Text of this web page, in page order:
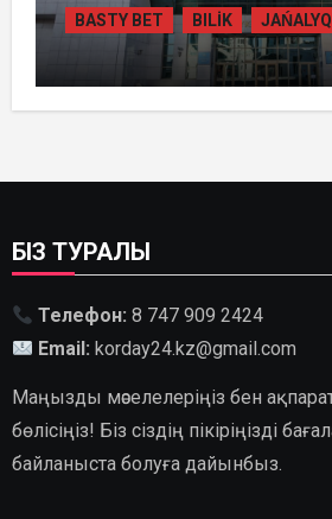
BASTY BET BILİK
ҚАЗАҚСТАНДА
ГИДРОЭНЕРГЕТИКАНЫ
БІЗ ТУРАЛЫ
Телефон: 8 747 909 2424
Email: korday24.kz@gmail.com
Маңызды мәселелеріңіз бен
бөлісіңіз! Біз сіздің пікіріңізді
байланыста болуға дайынбыз.